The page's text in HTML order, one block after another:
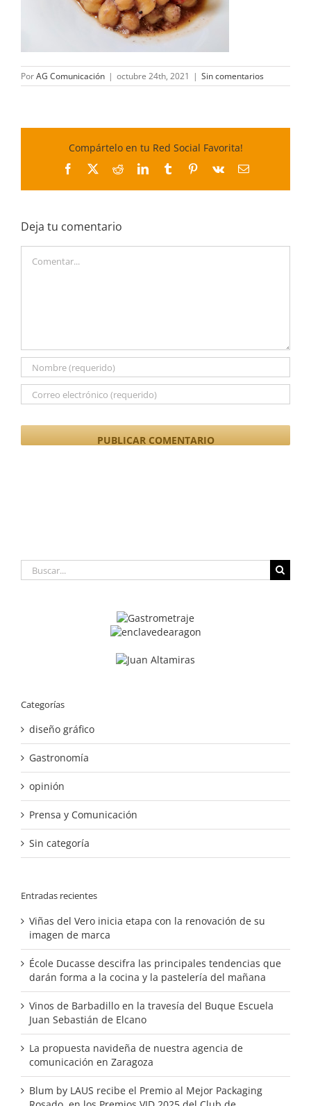
PorAG Comunicación | octubre 24th, 2021 | Sin comentarios
Compártelo en tu Red Social Favorita!
Facebook
X RedditLinkedInTumblrPinterest
Vk
Correo
Deja tu comentario
Buscar:
Categorías
diseño gráfico
Gastronomía
opinión
Prensa y Comunicación
Sin categoría
Entradas recientes
Viñas del Vero inicia etapa con la renovación de su
imagen de marca
École Ducasse descifra las principales tendencias que
darán forma a la cocina y la pastelería del mañana
Vinos de Barbadillo en la travesía del Buque Escuela
Juan Sebastián de Elcano
La propuesta navideña de nuestra agencia de
comunicación en Zaragoza
Blum by LAUS recibe el Premio al Mejor Packaging